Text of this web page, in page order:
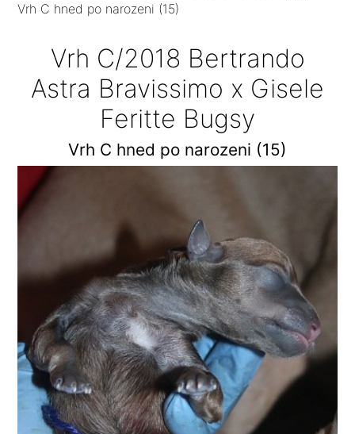
Vrh C hned po narozeni (15)
Vrh C/2018 Bertrando
Astra Bravissimo x Gisele
Feritte Bugsy
Vrh C hned po narozeni (15)